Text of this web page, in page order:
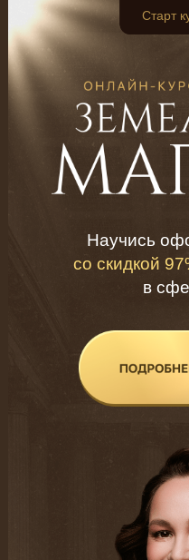
Cтарт
Научись
со скидкой
в